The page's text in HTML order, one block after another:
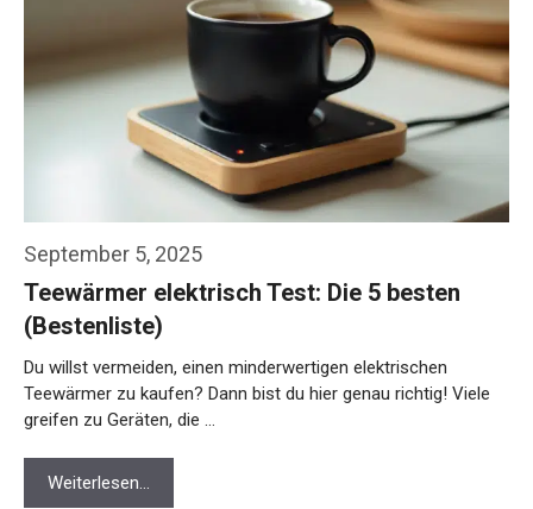
September 5, 2025
Teewärmer elektrisch Test: Die 5 besten
(Bestenliste)
Du willst vermeiden, einen minderwertigen elektrischen
Teewärmer zu kaufen? Dann bist du hier genau richtig! Viele
greifen zu Geräten, die …
Weiterlesen…